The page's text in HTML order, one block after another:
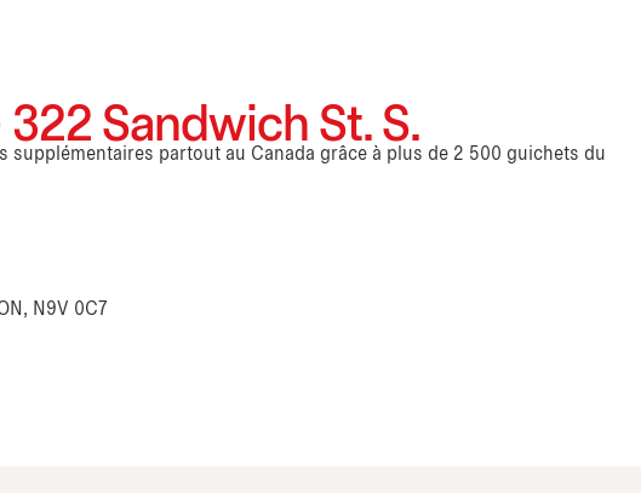
Sandwich St. S.
supplémentaires partout au Canada grâce à plus de 2 500 guichets du
N9V 0C7